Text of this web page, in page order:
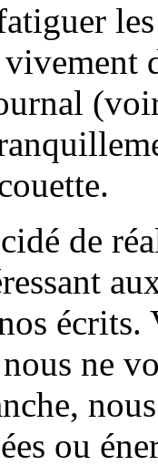
de
écrits.
ne
ou